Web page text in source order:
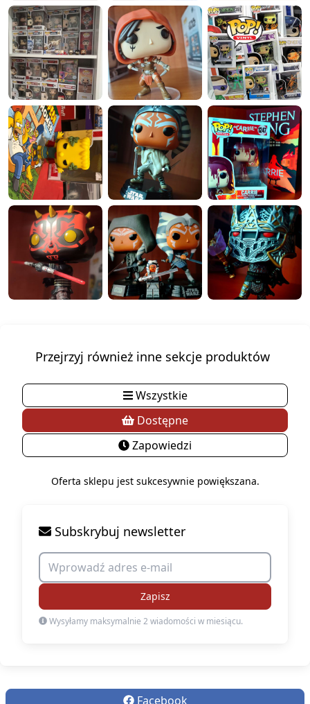
Przejrzyj również inne sekcje produktów
Wszystkie
Dostępne
Zapowiedzi
Oferta sklepu jest sukcesywnie powiększana.
Subskrybuj newsletter
Zapisz
Wysyłamy maksymalnie 2 wiadomości w miesiącu.
Facebook